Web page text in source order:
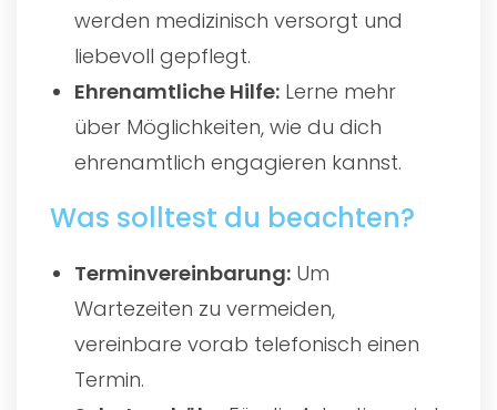
werden medizinisch versorgt und
liebevoll gepflegt.
Ehrenamtliche Hilfe: Lerne mehr
über Möglichkeiten, wie du dich
ehrenamtlich engagieren kannst.
Was solltest du beachten?
Terminvereinbarung: Um
Wartezeiten zu vermeiden,
vereinbare vorab telefonisch einen
Termin.